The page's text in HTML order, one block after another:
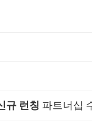
규 런칭 파트너십